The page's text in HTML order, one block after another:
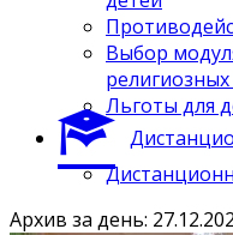
Выбор
религиозных
Льготы для
Архив за день: